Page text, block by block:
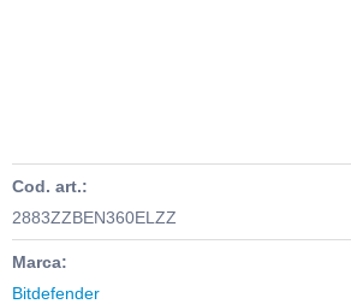
Cod. art.:
2883ZZBEN360ELZZ
Marca:
Bitdefender